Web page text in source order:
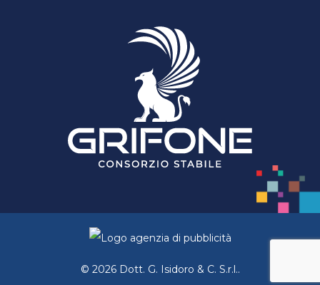
© 2026 Dott. G. Isidoro & C. S.r.l..